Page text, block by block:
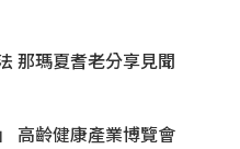
那瑪夏耆老分享見聞
高齡健康產業博覽會